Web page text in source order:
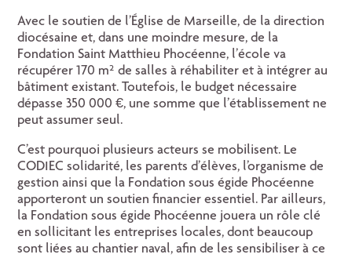
Avec le soutien de l’Église de Marseille, de la direction
diocésaine et, dans une moindre mesure, de la
Fondation Saint Matthieu Phocéenne, l’école va
récupérer 170 m² de salles à réhabiliter et à intégrer au
bâtiment existant. Toutefois, le budget nécessaire
dépasse 350 000 €, une somme que l’établissement ne
peut assumer seul.
C’est pourquoi plusieurs acteurs se mobilisent. Le
CODIEC solidarité, les parents d’élèves, l’organisme de
gestion ainsi que la Fondation sous égide Phocéenne
apporteront un soutien financier essentiel. Par ailleurs,
la Fondation sous égide Phocéenne jouera un rôle clé
en sollicitant les entreprises locales, dont beaucoup
sont liées au chantier naval, afin de les sensibiliser à ce